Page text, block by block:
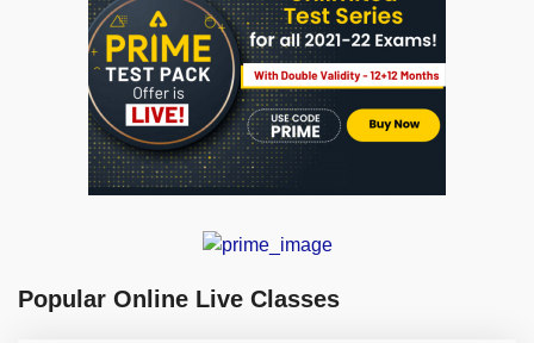
Popular Online Live Classes